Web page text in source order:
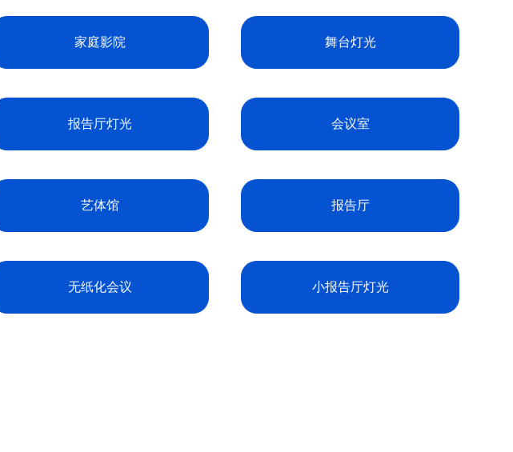
家庭影院 舞台灯光
报告厅灯光 会议室
艺体馆 报告厅
无纸化会议 小报告厅灯光